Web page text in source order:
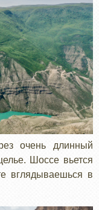
очень длинный
Шоссе вьется
вглядываешься в